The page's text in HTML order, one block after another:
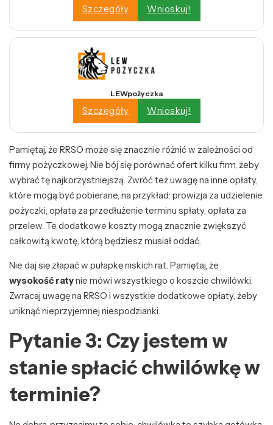
Szczegóły Wnioskuj!
LEWpożyczka
Szczegóły Wnioskuj!
Pamiętaj, że RRSO może się znacznie różnić w zależności od
firmy pożyczkowej. Nie bój się porównać ofert kilku firm, żeby
wybrać tę najkorzystniejszą. Zwróć też uwagę na inne opłaty,
które mogą być pobierane, na przykład: prowizja za udzielenie
pożyczki, opłata za przedłużenie terminu spłaty, opłata za
przelew. Te dodatkowe koszty mogą znacznie zwiększyć
całkowitą kwotę, którą będziesz musiał oddać.
Nie daj się złapać w pułapkę niskich rat. Pamiętaj, że
wysokość ratynie mówi wszystkiego o koszcie chwilówki.
Zwracaj uwagę na RRSO i wszystkie dodatkowe opłaty, żeby
uniknąć nieprzyjemnej niespodzianki.
Pytanie 3: Czy jestem w
stanie spłacić chwilówkę w
terminie?